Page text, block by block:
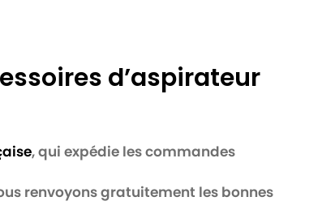
d’aspirateur
, qui expédie les commandes
renvoyons gratuitement les bonnes